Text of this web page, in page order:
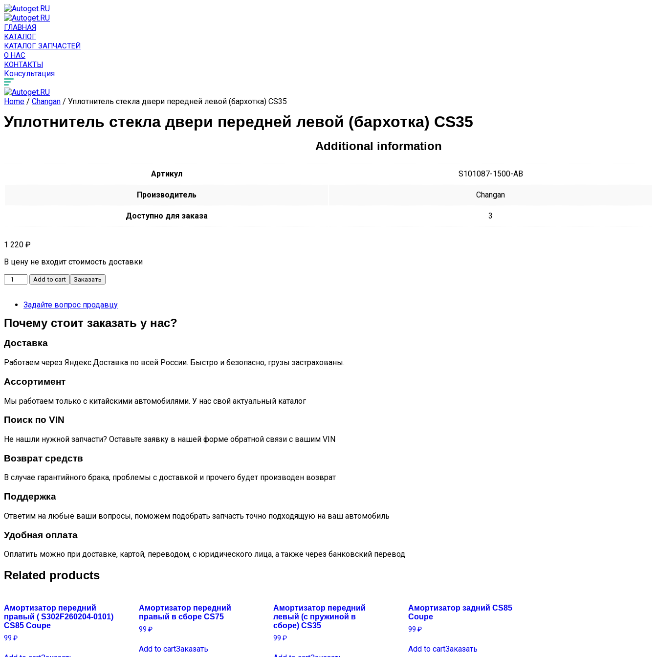
ГЛАВНАЯ
КАТАЛОГ
КАТАЛОГ ЗАПЧАСТЕЙ
О НАС
КОНТАКТЫ
Консультация
Home / Changan / Уплотнитель стекла двери передней левой (бархотка) CS35
Уплотнитель стекла двери передней левой (бархотка) CS35
Additional information
Артикул S101087-1500-AB
Производитель Changan
Доступно для заказа 3
1 220 ₽
В цену не входит стоимость доставки
Уплотнитель
стекла
передней
(бархотка)
quantity
Add to cart Заказать
Задайте вопрос продавцу
Почему стоит заказать у нас?
Доставка
Работаем через Яндекс.Доставка по всей России. Быстро и безопасно, грузы застрахованы.
Ассортимент
Мы работаем только с китайскими автомобилями. У нас свой актуальный каталог
Поиск по VIN
Не нашли нужной запчасти? Оставьте заявку в нашей форме обратной связи с вашим VIN
Возврат средств
В случае гарантийного брака, проблемы с доставкой и прочего будет производен возврат
Поддержка
Ответим на любые ваши вопросы, поможем подобрать запчасть точно подходящую на ваш автомобиль
Удобная оплата
Оплатить можно при доставке, картой, переводом, с юридического лица, а также через банковский перевод
Related products
Амортизатор передний
правый ( S302F260204-0101)
CS85 Coupe
99 ₽
Амортизатор передний
правый в сборе CS75
99 ₽
Add to cartЗаказать
Амортизатор передний
левый (с пружиной в
сборе) CS35
99₽
Амортизатор задний CS85
Coupe
99 ₽
Add to cartЗаказать